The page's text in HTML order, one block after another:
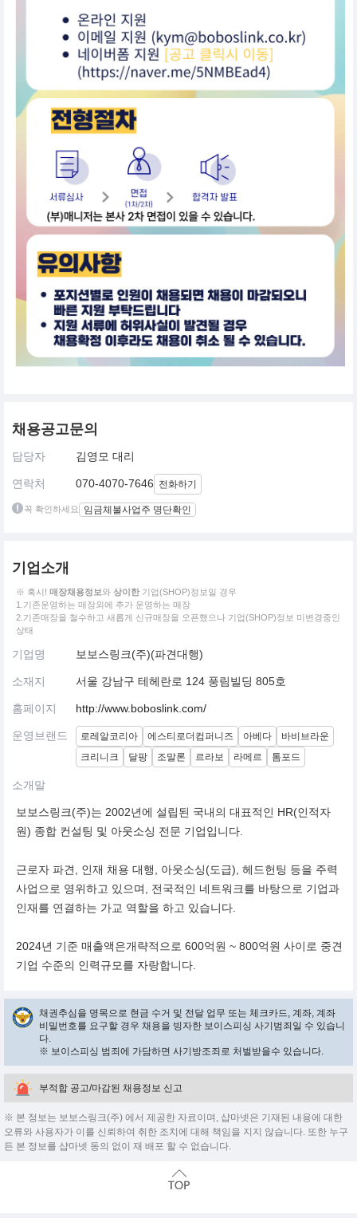
채용공고문의
담당자 김영모 대리
연락처 070-4070-7646 전화하기
꼭 확인하세요 임금체불사업주 명단확인
기업소개
※ 혹시! 매장채용정보와 상이한 기업(SHOP)정보일 경우
1.기존운영하는 매장외에 추가 운영하는 매장
2.기존매장을 철수하고 새롭게 신규매장을 오픈했으나 기업(SHOP)정보 미변경중인
상태
기업명 보보스링크(주)(파견대행)
소재지 서울 강남구 테헤란로 124 풍림빌딩 805호
홈페이지 http://www.boboslink.com/
운영브랜드 로레알코리아 에스티로더컴퍼니즈 아베다
바비브라운
크리니크
달팡 조말론 르라보 라메르 톰포드
소개말
보보스링크(주)는 2002년에 설립된 국내의 대표적인 HR(인적자
원) 종합 컨설팅 및 아웃소싱 전문 기업입니다.
근로자 파견, 인재 채용 대행, 아웃소싱(도급), 헤드헌팅 등을 주력
사업으로 영위하고 있으며, 전국적인 네트워크를 바탕으로 기업과
인재를 연결하는 가교 역할을 하고 있습니다.
2024년 기준 매출액은개략적으로 600억원 ~ 800억원 사이로 중견
기업 수준의 인력규모를 자랑합니다.
채권추심을 명목으로 현금 수거 및 전달 업무 또는 체크카드, 계좌, 계좌
비밀번호를 요구할 경우 채용을 빙자한 보이스피싱 사기범죄일 수 있습니
다.
※ 보이스피싱 범죄에 가담하면 사기방조죄로 처벌받을수 있습니다.
부적합 공고/마감된 채용정보 신고
※ 본 정보는 보보스링크(주) 에서 제공한 자료이며, 샵마넷은 기재된 내용에 대한
오류와 사용자가 이를 신뢰하여 취한 조치에 대해 책임을 지지 않습니다. 또한 누구
든 본 정보를 샵마넷 동의 없이 재 배포 할 수 없습니다.